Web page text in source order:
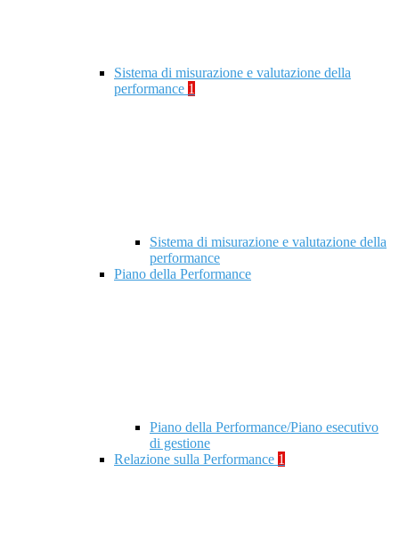
Sistema di misurazione e valutazione della
performance 1
Sistema di misurazione e valutazione della
performance
Piano della Performance
Piano della Performance/Piano esecutivo
di gestione
Relazione sulla Performance 1